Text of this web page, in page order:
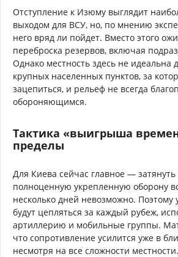
Отступление к Изюму выглядит
выходом для ВСУ, но, по мнению
него вряд ли пойдет. Вместо этого
переброска резервов, включая
Однако местность здесь не идеальна
крупных населенных пунктов, за
зацепиться, и рельеф не всегда
обороняющимся.
Тактика «выигрыша
пределы
Для Киева сейчас главное —
полноценную укрепленную оборону
несколько дней невозможно. Поэтому
будут цепляться за каждый рубеж,
артиллерию и мобильные группы.
что сопротивление усилится уже в
несмотря на все сложности местности.